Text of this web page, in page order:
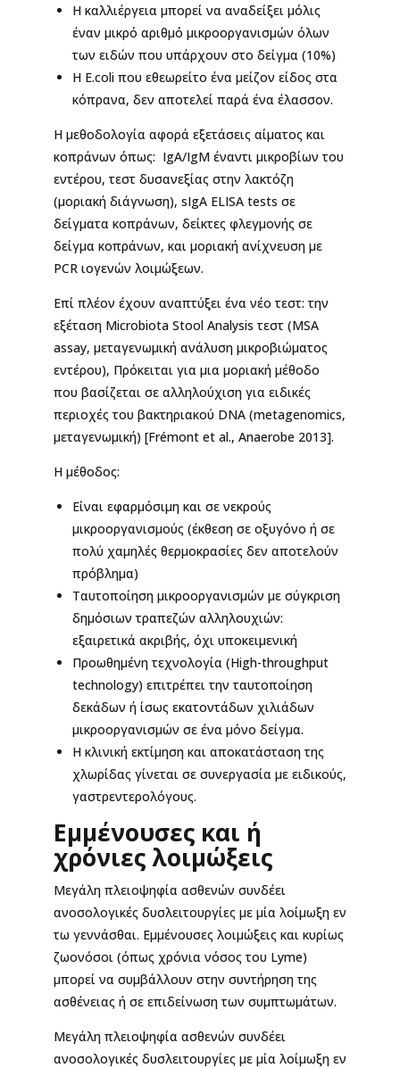
Η καλλιέργεια μπορεί να αναδείξει μόλις
έναν μικρό αριθμό μικροοργανισμών όλων
των ειδών που υπάρχουν στο δείγμα (10%)
Η E.coli που εθεωρείτο ένα μείζον είδος στα
κόπρανα, δεν αποτελεί παρά ένα έλασσον.
Η μεθοδολογία αφορά εξετάσεις αίματος και
κοπράνων όπως: IgA/IgM έναντι μικροβίων του
εντέρου, τεστ δυσανεξίας στην λακτόζη
(μοριακή διάγνωση), sIgA ELISA tests σε
δείγματα κοπράνων, δείκτες φλεγμονής σε
δείγμα κοπράνων, και μοριακή ανίχνευση με
PCR ιογενών λοιμώξεων.
Επί πλέον έχουν αναπτύξει ένα νέο τεστ: την
εξέταση Microbiota Stool Αnalysis τεστ (MSA
assay, μεταγενωμική ανάλυση μικροβιώματος
εντέρου), Πρόκειται για μια μοριακή μέθοδο
που βασίζεται σε αλληλούχιση για ειδικές
περιοχές του βακτηριακού DNA (metagenomics,
μεταγενωμική) [Frémont et al., Anaerobe 2013].
Η μέθοδος:
Είναι εφαρμόσιμη και σε νεκρούς
μικροοργανισμούς (έκθεση σε οξυγόνο ή σε
πολύ χαμηλές θερμοκρασίες δεν αποτελούν
πρόβλημα)
Ταυτοποίηση μικροοργανισμών με σύγκριση
δημόσιων τραπεζών αλληλουχιών:
εξαιρετικά ακριβής, όχι υποκειμενική
Προωθημένη τεχνολογία (High-throughput
technology) επιτρέπει την ταυτοποίηση
δεκάδων ή ίσως εκατοντάδων χιλιάδων
μικροοργανισμών σε ένα μόνο δείγμα.
Η κλινική εκτίμηση και αποκατάσταση της
χλωρίδας γίνεται σε συνεργασία με ειδικούς,
γαστρεντερολόγους.
Εμμένουσες και ή
χρόνιες λοιμώξεις
Μεγάλη πλειοψηφία ασθενών συνδέει
ανοσολογικές δυσλειτουργίες με μία λοίμωξη εν
τω γεννάσθαι. Εμμένουσες λοιμώξεις και κυρίως
ζωονόσοι (όπως χρόνια νόσος του Lyme)
μπορεί να συμβάλλουν στην συντήρηση της
ασθένειας ή σε επιδείνωση των συμπτωμάτων.
Μεγάλη πλειοψηφία ασθενών συνδέει
ανοσολογικές δυσλειτουργίες με μία λοίμωξη εν